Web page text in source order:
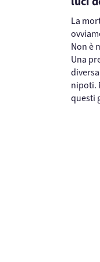
La
Non è
Una
nipoti.
questi